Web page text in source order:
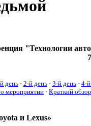
"Технологии
день· 2-й день· 3-й день· 4-
мероприятии · Краткий
и Lexus»